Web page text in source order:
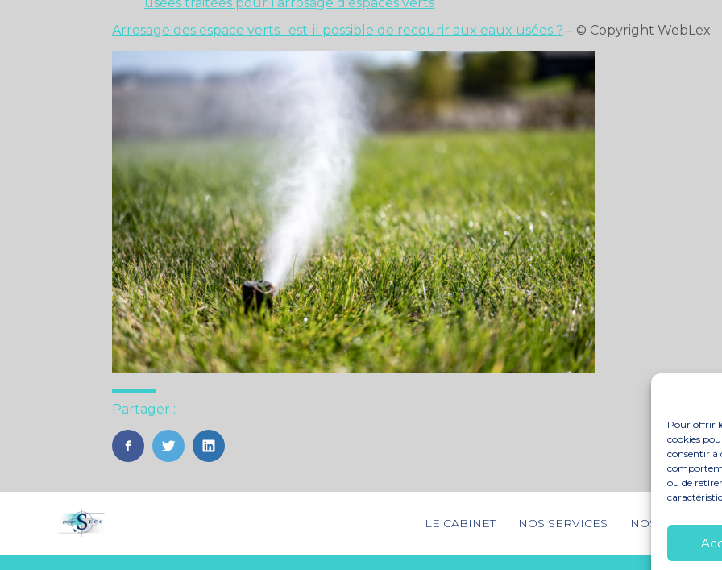
Pour offrir
cookies
consentir à
ou de
usées traitées pour l’arrosage d’espaces verts
Arrosage des espace verts : est-il possible de recourir aux eaux usées ? – © Copyright WebLex
Partager :
FaceBook
TwitterLinkedIn
Footer
LE CABINET NOS SERVICES NOS